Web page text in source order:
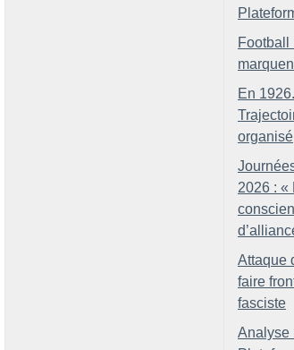
Football
En
organisé
2026 : «
Attaque
faire
fasciste
Analyse